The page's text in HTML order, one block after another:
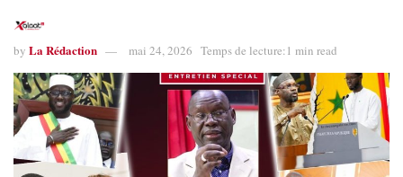
by La Rédaction mai 24, 2026 Temps de lecture:1 min read